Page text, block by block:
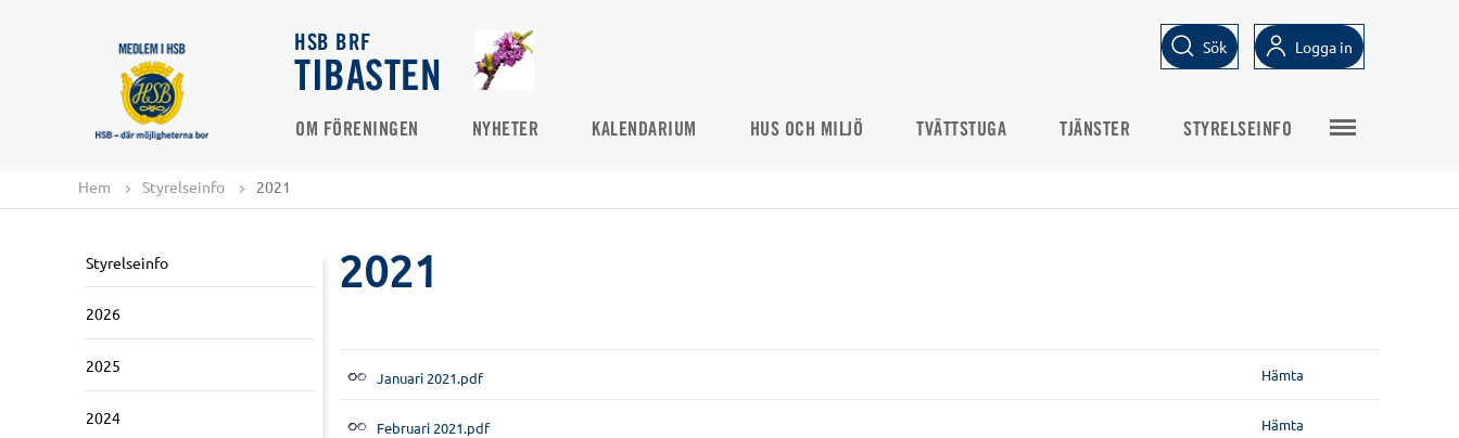
HSB BRF
TIBASTEN
Sök Logga in
OM FÖRENINGEN NYHETER KALENDARIUM HUS OCH MILJÖ TVÄTTSTUGA TJÄNSTER STYRELSEINFO
Hem Styrelseinfo 2021
Styrelseinfo
2026
2025
2024
2021
Januari 2021.pdf Hämta
Februari 2021.pdf Hämta